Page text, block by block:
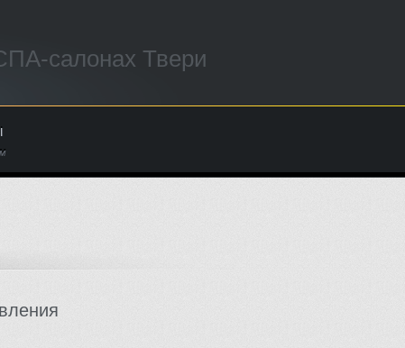
салонах Твери